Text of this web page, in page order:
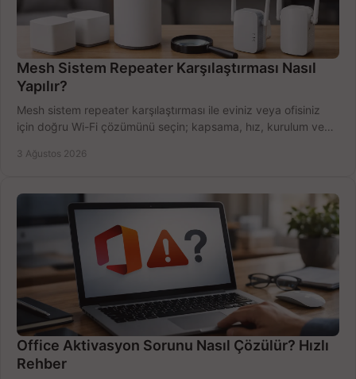
Mesh Sistem Repeater Karşılaştırması Nasıl
Yapılır?
Mesh sistem repeater karşılaştırması ile eviniz veya ofisiniz
için doğru Wi-Fi çözümünü seçin; kapsama, hız, kurulum ve
3 Ağustos 2026
Office Aktivasyon Sorunu Nasıl Çözülür? Hızlı
Rehber